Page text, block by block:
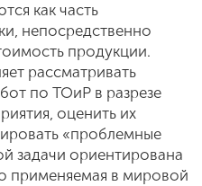
как часть
непосредственно
продукции.
рассматривать
по ТОиР в разрезе
оценить их
«проблемные
задачи ориентирована
применяемая в мировой